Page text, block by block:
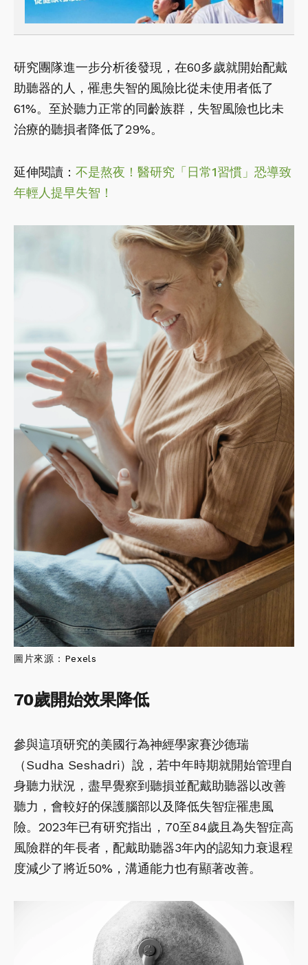
研究團隊進一步分析後發現，在60多歲就開始配戴
助聽器的人，罹患失智的風險比從未使用者低了
61%。至於聽力正常的同齡族群，失智風險也比未
治療的聽損者降低了29%。
延伸閱讀： 不是熬夜！醫研究「日常1習慣」恐導致
年輕人提早失智！
圖片來源： Pexels
70歲開始效果降低
參與這項研究的美國行為神經學家賽沙德瑞
（Sudha Seshadri）說，若中年時期就開始管理自
身聽力狀況，盡早覺察到聽損並配戴助聽器以改善
聽力，會較好的保護腦部以及降低失智症罹患風
險。2023年已有研究指出，70至84歲且為失智症高
風險群的年長者，配戴助聽器3年內的認知力衰退程
度減少了將近50%，溝通能力也有顯著改善。